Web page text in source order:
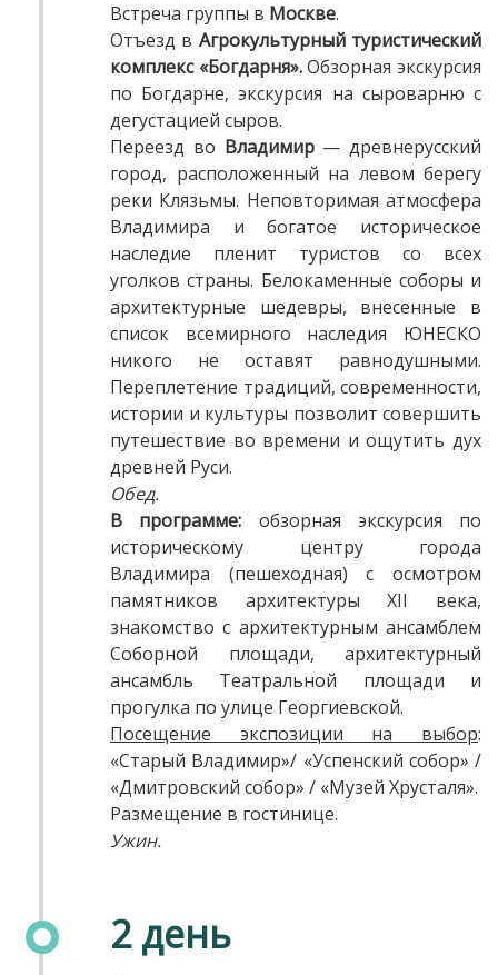
Встреча группы в Москве.
Отъезд в Агрокультурный туристический
комплекс «Богдарня».Обзорная экскурсия
по Богдарне, экскурсия на сыроварню с
дегустацией сыров.
Переезд во Владимир — древнерусский
город, расположенный на левом берегу
реки Клязьмы. Неповторимая атмосфера
Владимира и богатое историческое
наследие пленит туристов со всех
уголков страны. Белокаменные соборы и
архитектурные шедевры, внесенные в
список всемирного наследия ЮНЕСКО
никого не оставят равнодушными.
Переплетение традиций, современности,
истории и культуры позволит совершить
путешествие во времени и ощутить дух
древней Руси.
Обед.
В программе: обзорная экскурсия по
историческому центру города
Владимира (пешеходная) с осмотром
памятников архитектуры XII века,
знакомство с архитектурным ансамблем
Соборной площади, архитектурный
ансамбль Театральной площади и
прогулка по улице Георгиевской.
Посещение экспозиции на выбор:
«Старый Владимир»/ «Успенский собор» /
«Дмитровский собор» / «Музей Хрусталя».
Размещение в гостинице.
Ужин.
2 день